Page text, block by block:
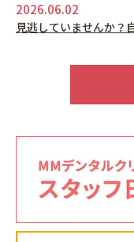
2026.06.02
見逃していませんか？
2026.05.22